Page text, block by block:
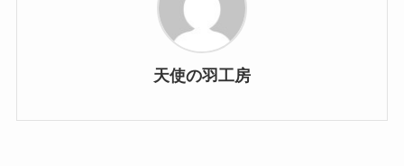
天使の羽工房